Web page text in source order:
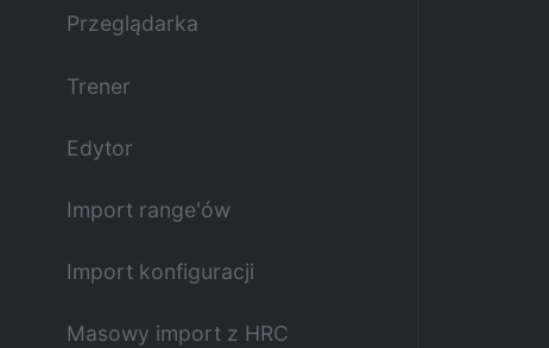
Przeglądarka
Trener
Edytor
Import range'ów
Import konfiguracji
Masowy import z HRC